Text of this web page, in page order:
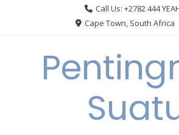
Call Us: +2782 444
Cape Town, South Africa